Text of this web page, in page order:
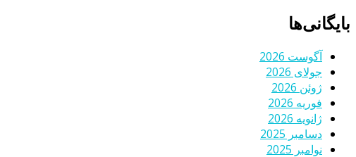
بایگانی‌ها
آگوست 2026
جولای 2026
ژوئن 2026
فوریه 2026
ژانویه 2026
دسامبر 2025
نوامبر 2025